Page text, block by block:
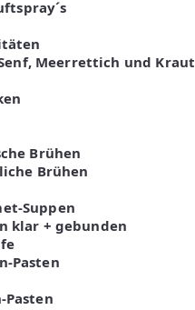
Senf, Meerrettich und Kraut
Brühen
Brühen
Suppen
klar + gebunden
Pasten
Pasten